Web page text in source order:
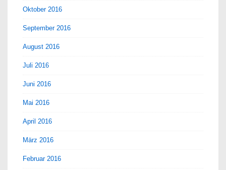
Oktober 2016
September 2016
August 2016
Juli 2016
Juni 2016
Mai 2016
April 2016
März 2016
Februar 2016